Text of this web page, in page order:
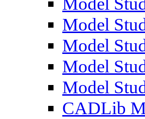
Model
Model
Model
Model
CADLib